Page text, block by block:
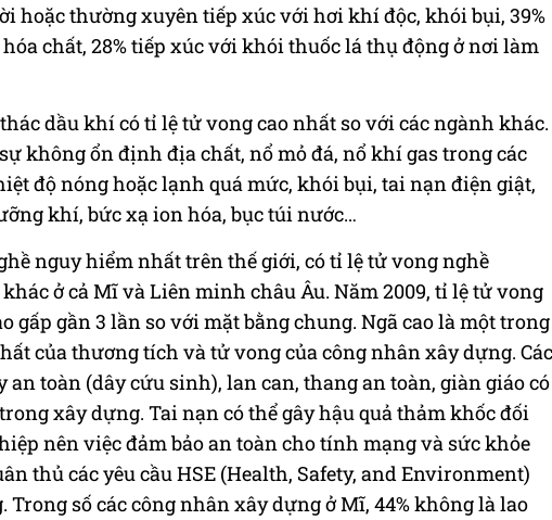
hoặc thường xuyên tiếp xúc với hơi khí độc, khói bụi, 39%
chất, 28% tiếp xúc với khói thuốc lá thụ động ở nơi làm
dầu khí có tỉ lệ tử vong cao nhất so với các ngành khác.
không ổn định địa chất, nổ mỏ đá, nổ khí gas trong các
độ nóng hoặc lạnh quá mức, khói bụi, tai nạn điện giật,
khí, bức xạ ion hóa, bục túi nước…
nguy hiểm nhất trên thế giới, có tỉ lệ tử vong nghề
ở cả Mĩ và Liên minh châu Âu. Năm 2009, tỉ lệ tử vong
gấp gần 3 lần so với mặt bằng chung. Ngã cao là một trong
của thương tích và tử vong của công nhân xây dựng. Các
toàn (dây cứu sinh), lan can, thang an toàn, giàn giáo có
xây dựng. Tai nạn có thể gây hậu quả thảm khốc đối
nên việc đảm bảo an toàn cho tính mạng và sức khỏe
thủ các yêu cầu HSE (Health, Safety, and Environment)
số các công nhân xây dựng ở Mĩ, 44% không là lao